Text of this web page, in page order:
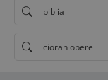
biblia
cioran opere